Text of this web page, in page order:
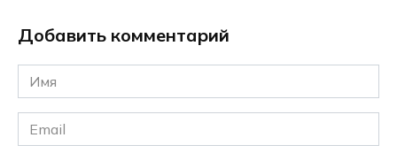
Добавить комментарий
Имя
*
Email
*